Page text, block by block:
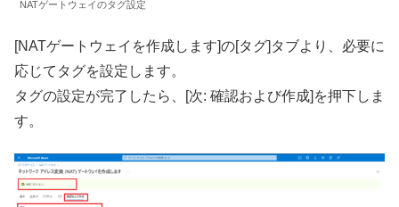
NATゲートウェイのタグ設定
[NATゲートウェイを作成します]の[タグ]タブより、必要に
応じてタグを設定します。
タグの設定が完了したら、[次: 確認および作成]を押下しま
す。